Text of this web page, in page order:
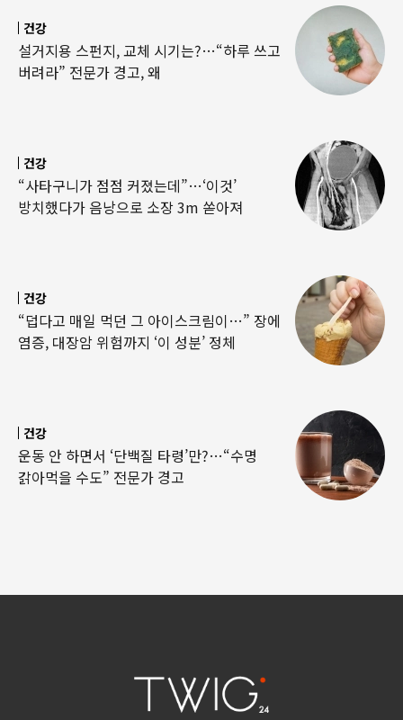
건강
설거지용 스펀지, 교체 시기는?…“하루 쓰고
버려라” 전문가 경고, 왜
건강
“사타구니가 점점 커졌는데”…‘이것’
방치했다가 음낭으로 소장 3m 쏟아져
건강
“덥다고 매일 먹던 그 아이스크림이…” 장에
염증, 대장암 위험까지 ‘이 성분’ 정체
건강
운동 안 하면서 ‘단백질 타령’만?…“수명
갉아먹을 수도” 전문가 경고